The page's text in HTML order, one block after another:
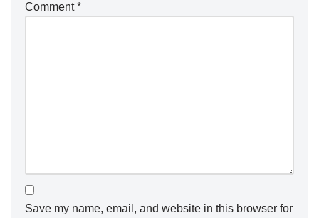
Comment*
Save my name, email, and website in this browser for